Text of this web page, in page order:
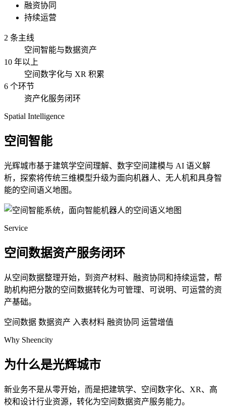
融资协同
持续运营
2 条主线
空间智能与数据资产
10 年以上
空间数字化与 XR 积累
6 个环节
资产化服务闭环
Spatial Intelligence
空间智能
光辉城市基于建筑学空间理解、数字空间建模与 AI 语义解
析，探索将传统三维模型升级为面向机器人、无人机和具身智
能的空间语义地图。
Service
空间数据资产服务闭环
从空间数据整理开始，到资产材料、融资协同和持续运营，帮
助机构把分散的空间数据转化为可管理、可说明、可运营的资
产基础。
空间数据 数据资产 入表材料 融资协同 运营增值
Why Sheencity
为什么是光辉城市
新业务不是从零开始，而是把建筑学、空间数字化、XR、高
校和设计行业资源，转化为空间数据资产服务能力。